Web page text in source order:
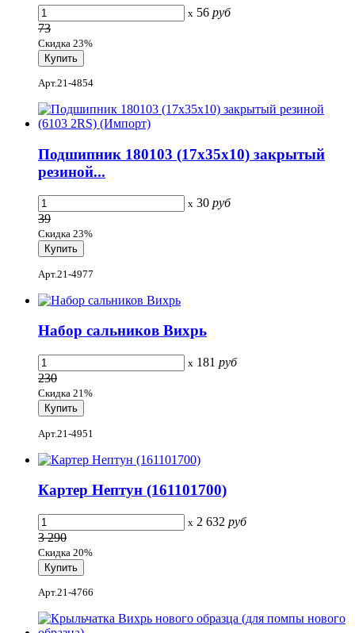
x 56 руб
73
Скидка 23%
Арт.21-4854
Подшипник 180103 (17x35x10) закрытый
резиной...
x 30 руб
39
Скидка 23%
Арт.21-4977
Набор сальников Вихрь
x 181 руб
230
Скидка 21%
Арт.21-4951
Картер Нептун (161101700)
x 2 632 руб
3 290
Скидка 20%
Арт.21-4766